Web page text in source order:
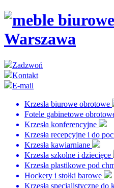
Zadzwoń
Kontakt
E-mail
Krzesła biurowe obrotowe
Fotele gabinetowe
Krzesła konferencyjne
Krzesła recepcyjne i do
Krzesła kawiarniane
Krzesła szkolne i dziecięce
Krzesła plastikowe pod
Hockery i stołki barowe
Krzesła specjalistyczne do